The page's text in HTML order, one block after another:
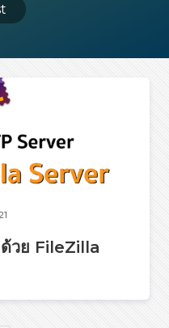
วย FileZilla